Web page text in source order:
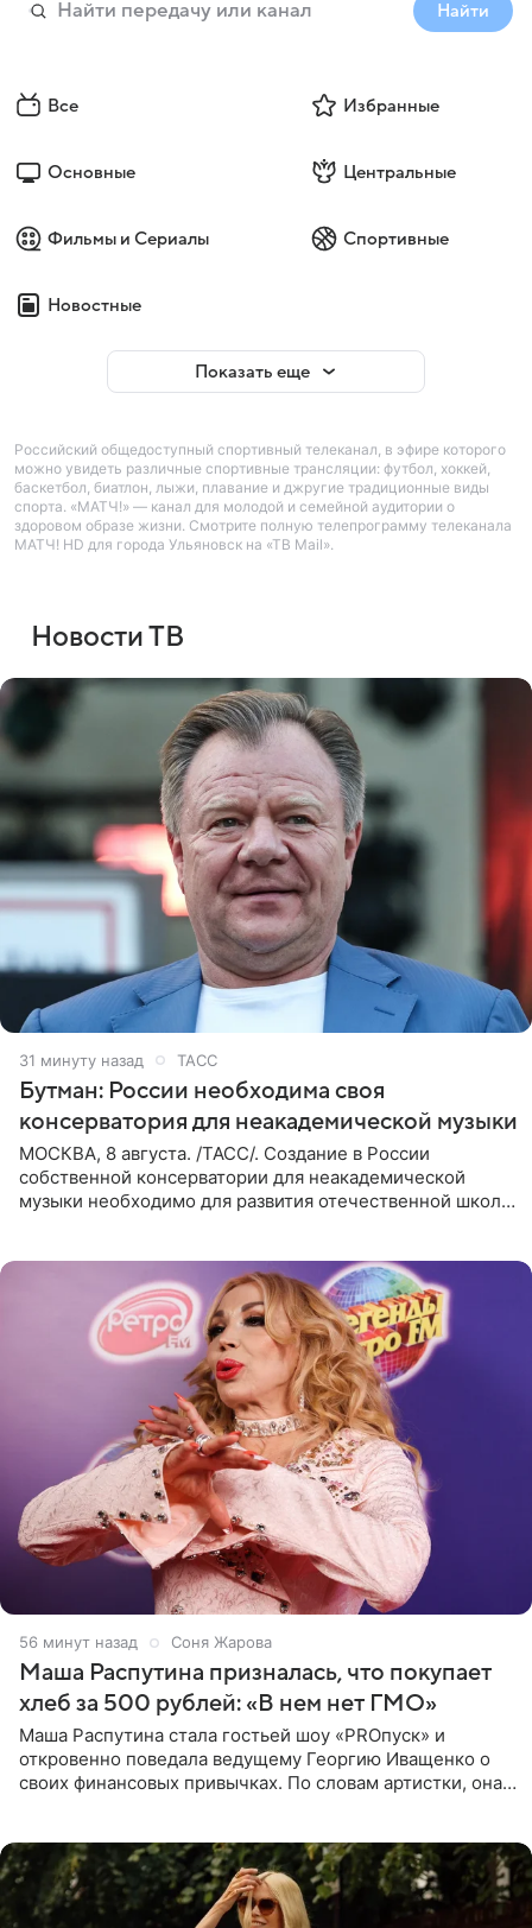
Найти
Все Избранные
Основные Центральные
Фильмы и Сериалы Спортивные
Новостные
Показать еще
Российский общедоступный спортивный телеканал, в эфире которого
можно увидеть различные спортивные трансляции: футбол, хоккей,
баскетбол, биатлон, лыжи, плавание и джругие традиционные виды
спорта. «МАТЧ!» — канал для молодой и семейной аудитории о
здоровом образе жизни. Смотрите полную телепрограмму телеканала
МАТЧ! HD для города Ульяновск на «ТВ Mail».
Новости ТВ
31 минуту назад ТАСС
Бутман: России необходима своя
консерватория для неакадемической музыки
МОСКВА, 8 августа. /ТАСС/. Создание в России
собственной консерватории для неакадемической
музыки необходимо для развития отечественной школы
56 минут назад Соня Жарова
Маша Распутина призналась, что покупает
хлеб за 500 рублей: «В нем нет ГМО»
Маша Распутина стала гостьей шоу «PROпуск» и
откровенно поведала ведущему Георгию Иващенко о
своих финансовых привычках. По словам артистки, она